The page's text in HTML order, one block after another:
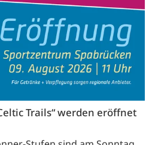
Trails“ werden eröffnet